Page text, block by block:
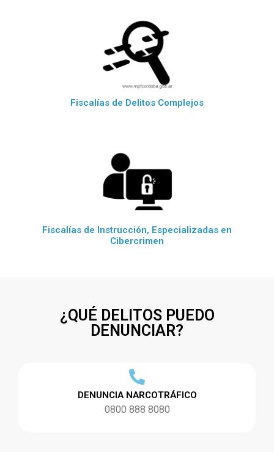
Fiscalías de Delitos Complejos
Fiscalías de Instrucción, Especializadas en
Cibercrimen
¿QUÉ DELITOS PUEDO
DENUNCIAR?
DENUNCIA NARCOTRÁFICO
0800 888 8080